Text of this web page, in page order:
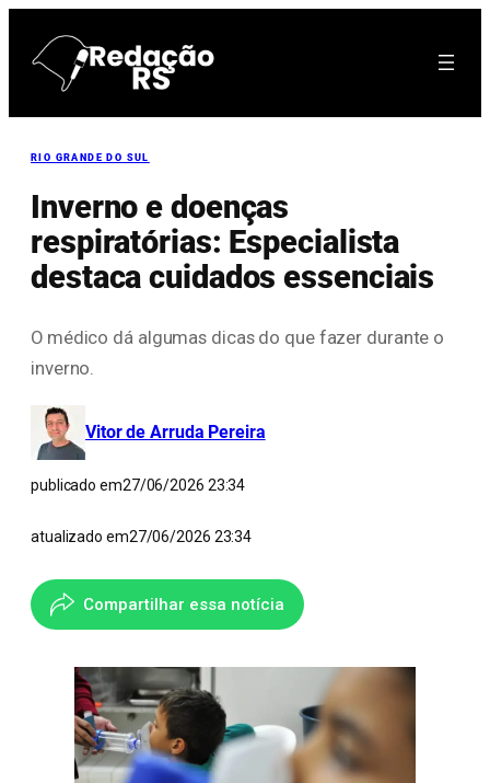
para
RIO GRANDE DO SUL
Inverno e doenças
respiratórias: Especialista
destaca cuidados essenciais
O médico dá algumas dicas do que fazer durante o
inverno.
Vitor de Arruda Pereira
publicado em27/06/2026 23:34
atualizado em27/06/2026 23:34
Compartilhar essa notícia